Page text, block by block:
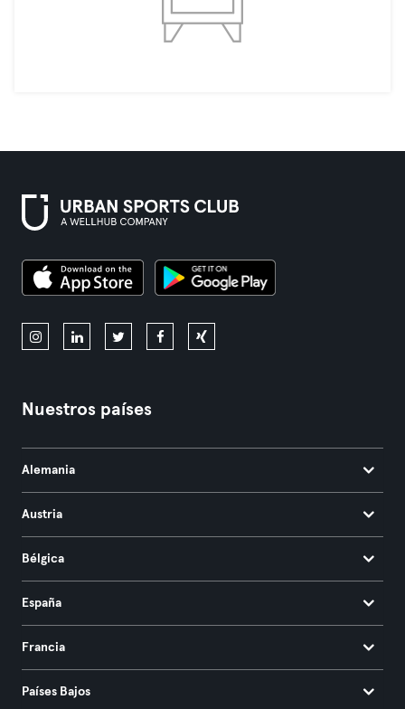
Nuestros países
Alemania
Austria
Bélgica
España
Francia
Países Bajos